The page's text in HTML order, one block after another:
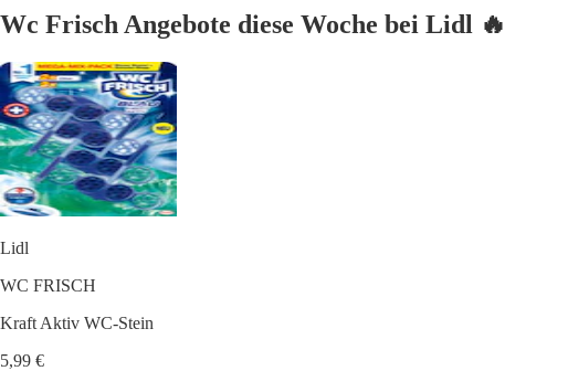
Wc Frisch Angebote diese Woche bei Lidl 🔥
Lidl
WC FRISCH
Kraft Aktiv WC-Stein
5,99 €